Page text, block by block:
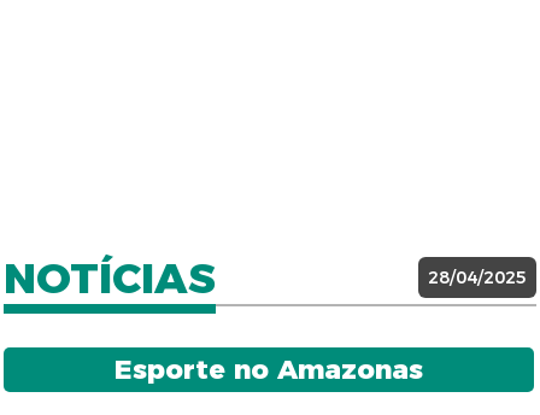
NOTÍCIAS 28/04/2025
Esporte no Amazonas